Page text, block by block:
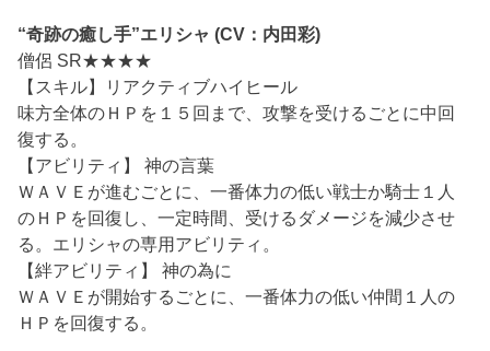
“奇跡の癒し手”エリシャ (CV：内田彩)
僧侶 SR★★★★
【スキル】リアクティブハイヒール
味方全体のＨＰを１５回まで、攻撃を受けるごとに中回
復する。
【アビリティ】 神の言葉
ＷＡＶＥが進むごとに、一番体力の低い戦士か騎士１人
のＨＰを回復し、一定時間、受けるダメージを減少させ
る。エリシャの専用アビリティ。
【絆アビリティ】 神の為に
ＷＡＶＥが開始するごとに、一番体力の低い仲間１人の
ＨＰを回復する。